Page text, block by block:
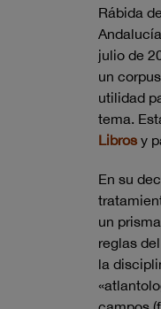
Rábida
julio de
un
utilidad
tema.
Libros y
En su
un
reglas
la